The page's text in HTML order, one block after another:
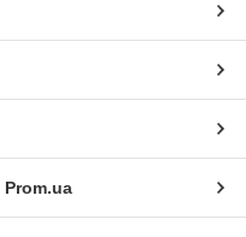
Prom.ua